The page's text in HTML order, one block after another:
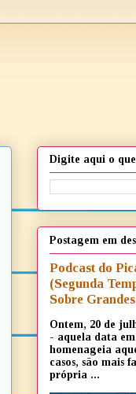
Digite aqui o
Postagem em
Podcast do
(Segunda
Sobre
Ontem, 20 de
- aquela data
homenageia
casos, são mais
própria ...